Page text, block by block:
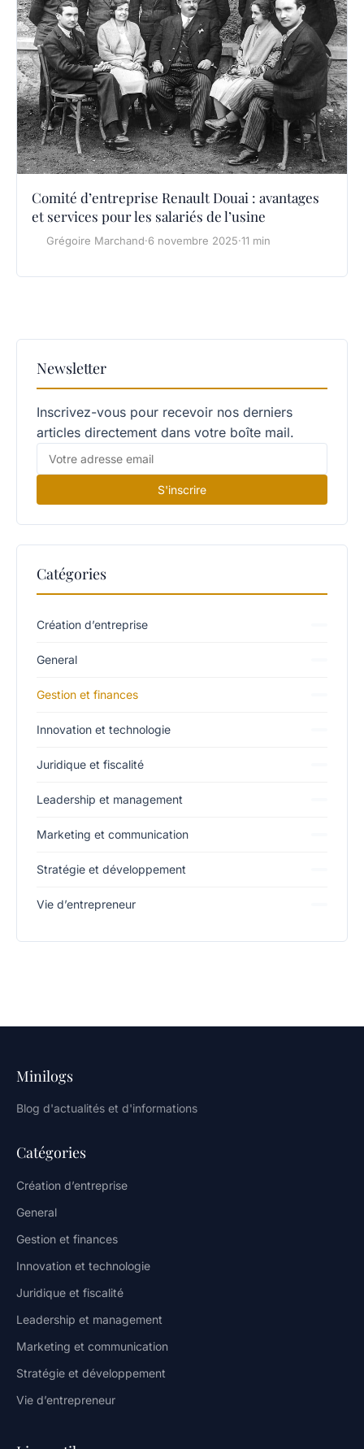
Comité d’entreprise Renault Douai : avantages
et services pour les salariés de l’usine
Grégoire Marchand·6 novembre 2025·11 min
Newsletter
Inscrivez-vous pour recevoir nos derniers
articles directement dans votre boîte mail.
S'inscrire
Catégories
Création d’entreprise
General
Gestion et finances
Innovation et technologie
Juridique et fiscalité
Leadership et management
Marketing et communication
Stratégie et développement
Vie d’entrepreneur
Minilogs
Blog d'actualités et d'informations
Catégories
Création d’entreprise
General
Gestion et finances
Innovation et technologie
Juridique et fiscalité
Leadership et management
Marketing et communication
Stratégie et développement
Vie d’entrepreneur